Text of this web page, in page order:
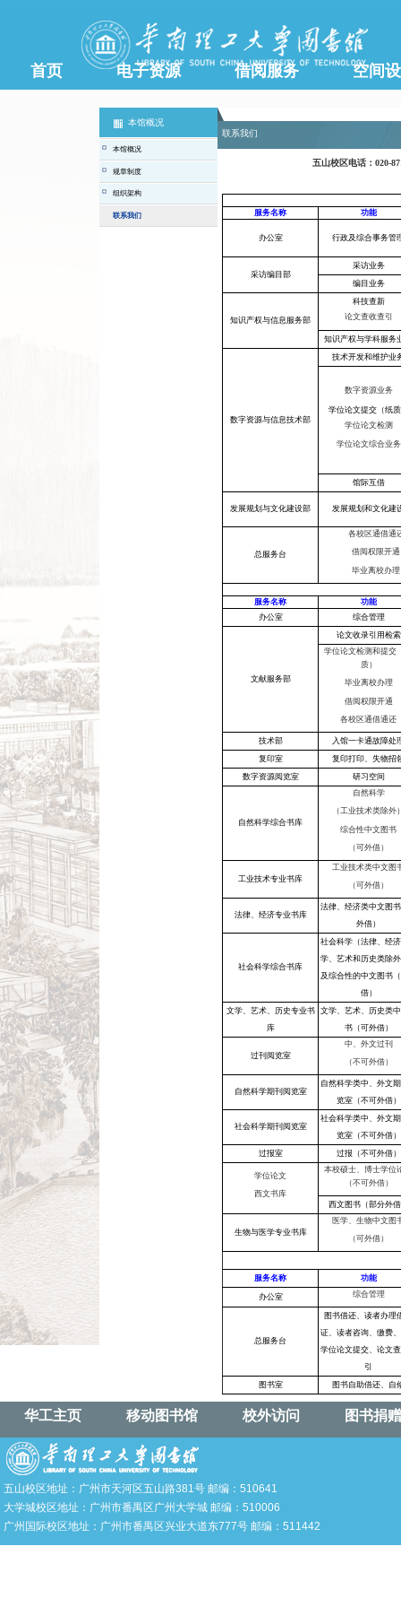
首页 电子资源 借阅服务 空间
本馆概况
本馆概况
组织架构
华工主页 移动图书馆 校外访问 图书捐赠
五山校区地址：广州市天河区五山路381号 邮编：510641
大学城校区地址：广州市番禺区广州大学城 邮编：510006
广州国际校区地址：广州市番禺区兴业大道东777号 邮编：511442